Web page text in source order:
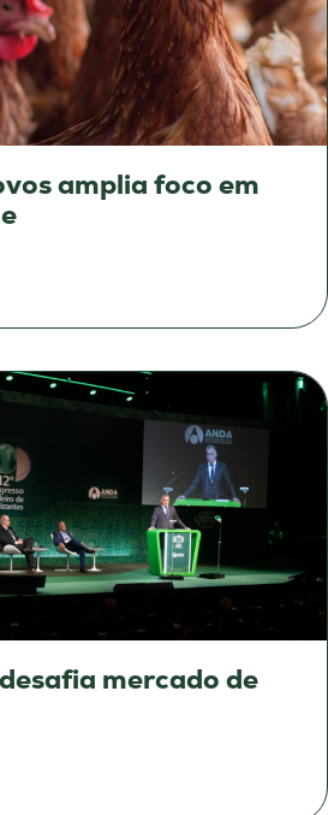
amplia foco em
mercado de